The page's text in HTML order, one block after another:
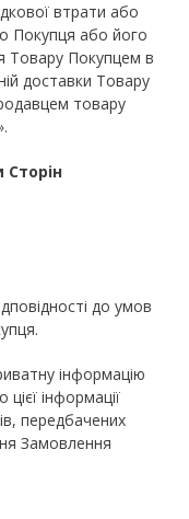
втрати або
Покупця або його
Товару Покупцем в
доставки Товару
товару
Сторін
до умов
інформацію
інформації
передбачених
Замовлення